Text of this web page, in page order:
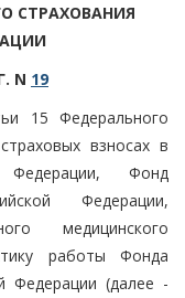
СТРАХОВАНИЯ
N 19
15 Федерального
взносах в
Фонд
Федерации,
медицинского
работы Фонда
Федерации (далее -